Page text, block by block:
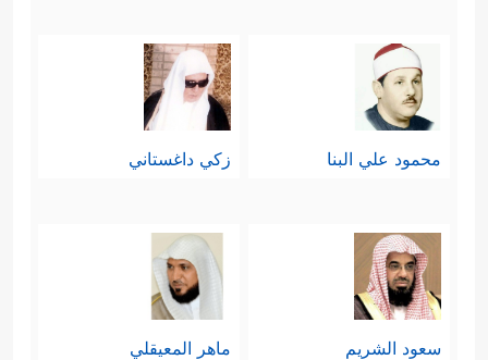
محمود علي البنا زكي داغستاني
سعود الشريم ماهر المعيقلي